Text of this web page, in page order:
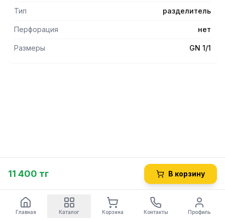
Тип разделитель
Перфорация нет
Размеры GN 1/1
11 400 тг В корзину
Главная Каталог Корзина Контакты Профиль